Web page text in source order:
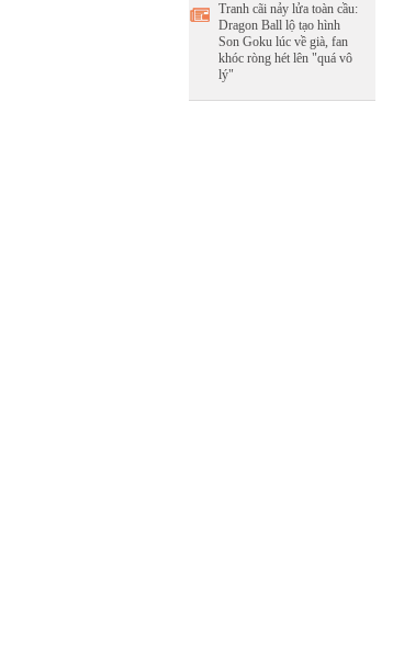
Tranh cãi nảy lửa toàn cầu:
Dragon Ball lộ tạo hình
Son Goku lúc về già, fan
khóc ròng hét lên "quá vô
lý"